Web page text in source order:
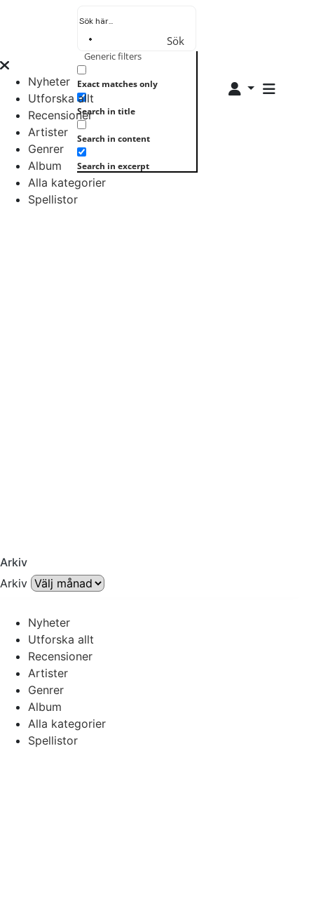
Sök
Generic filters
Exact matches only
Search in title
Search in content
Search in excerpt
Nyheter
Utforska allt
Recensioner
Artister
Genrer
Album
Alla kategorier
Spellistor
Arkiv
Arkiv
Nyheter
Utforska allt
Recensioner
Artister
Genrer
Album
Alla kategorier
Spellistor